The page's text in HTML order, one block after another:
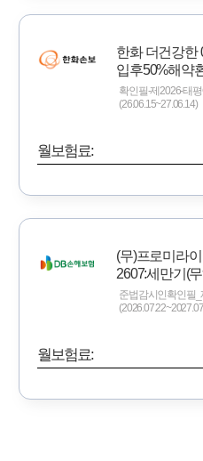
한화 더건강한
입후50%해약
확인필-제2026-태
(26.06.15~27.06.14)
월보험료:
(무)프로미라
2607:세만기(
준법감시인확인필
월보험료: